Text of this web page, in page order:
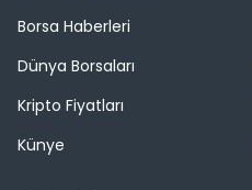
Borsa Haberleri
Dünya Borsaları
Kripto Fiyatları
Künye